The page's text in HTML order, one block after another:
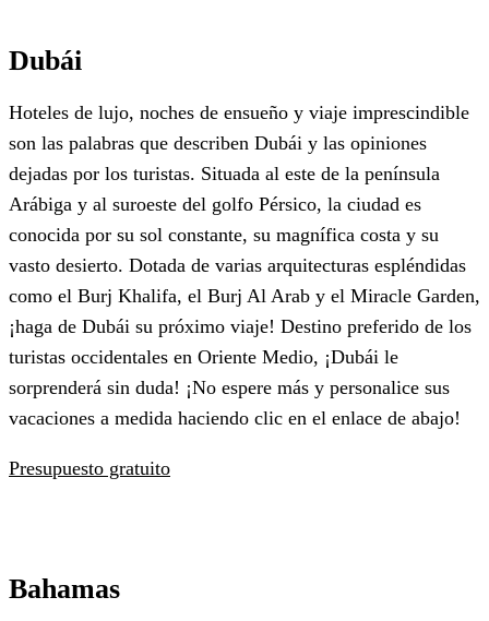
Dubái
Hoteles de lujo, noches de ensueño y viaje imprescindible
son las palabras que describen Dubái y las opiniones
dejadas por los turistas. Situada al este de la península
Arábiga y al suroeste del golfo Pérsico, la ciudad es
conocida por su sol constante, su magnífica costa y su
vasto desierto. Dotada de varias arquitecturas espléndidas
como el Burj Khalifa, el Burj Al Arab y el Miracle Garden,
¡haga de Dubái su próximo viaje! Destino preferido de los
turistas occidentales en Oriente Medio, ¡Dubái le
sorprenderá sin duda! ¡No espere más y personalice sus
vacaciones a medida haciendo clic en el enlace de abajo!
Presupuesto gratuito
Bahamas